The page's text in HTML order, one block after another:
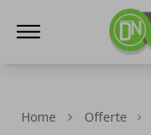
Home Offerte